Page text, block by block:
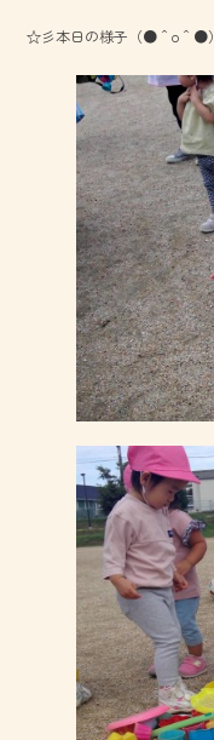
☆彡本日の様子（●＾o＾●）